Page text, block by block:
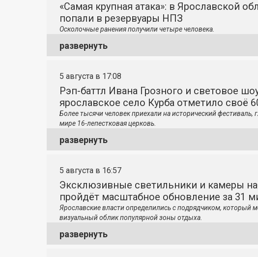
«Самая крупная атака»: в Ярославской
попали в резервуары НПЗ
Осколочные ранения получили четыре человека.
развернуть
5 августа в 17:08
Рэп-баттл Ивана Грозного и световое
ярославское село Курба отметило своё
Более тысячи человек приехали на исторический фестиваль,
мире 16-лепестковая церковь.
развернуть
5 августа в 16:57
Эксклюзивные светильники и камеры
пройдёт масштабное обновление за 31
Ярославские власти определились с подрядчиком, который
визуальный облик популярной зоны отдыха.
развернуть